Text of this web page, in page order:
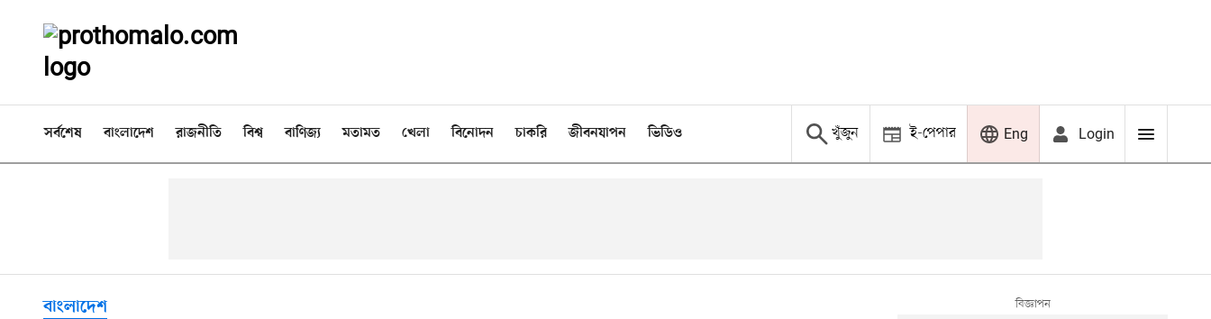
সর্বশেষ বাংলাদেশ রাজনীতি বিশ্ব বাণিজ্য মতামত খেলা বিনোদন চাকরি জীবনযাপন ভিডিও খুঁজুন ই-পেপার Eng Login
বাংলাদেশ